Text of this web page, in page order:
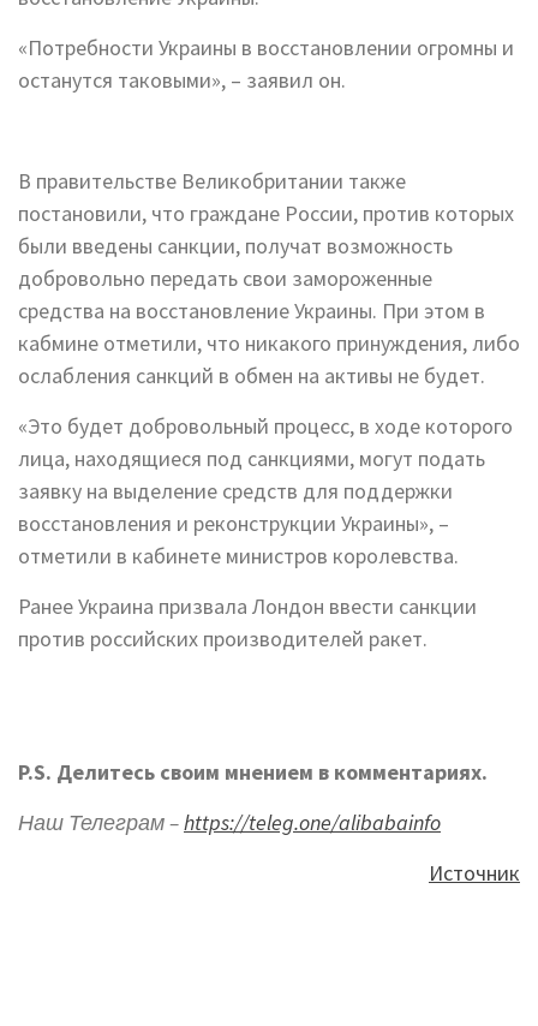
«Потребности Украины в восстановлении огромны и
останутся таковыми», – заявил он.
В правительстве Великобритании также
постановили, что граждане России, против которых
были введены санкции, получат возможность
добровольно передать свои замороженные
средства на восстановление Украины. При этом в
кабмине отметили, что никакого принуждения, либо
ослабления санкций в обмен на активы не будет.
«Это будет добровольный процесс, в ходе которого
лица, находящиеся под санкциями, могут подать
заявку на выделение средств для поддержки
восстановления и реконструкции Украины», –
отметили в кабинете министров королевства.
Ранее Украина призвала Лондон ввести санкции
против российских производителей ракет.
P.S. Делитесь своим мнением в комментариях.
Наш Телеграм –https://teleg.one/alibabainfo
Источник